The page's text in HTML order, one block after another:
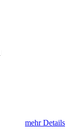
mehr Details